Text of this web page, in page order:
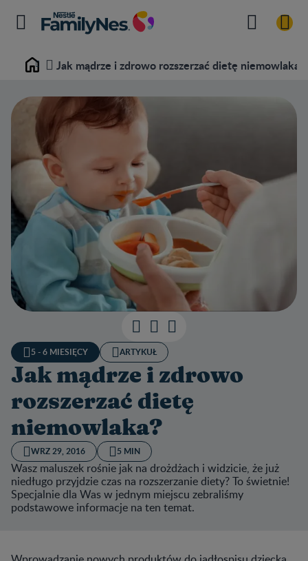
Home Jak mądrze i zdrowo rozszerzać dietę niemowlaka?
5 - 6 MIESIĘCY ARTYKUŁ
Jak mądrze i zdrowo
rozszerzać dietę
niemowlaka?
WRZ 29, 2016 5 MIN
Wasz maluszek rośnie jak na drożdżach i widzicie, że już
niedługo przyjdzie czas na rozszerzanie diety? To świetnie!
Specjalnie dla Was w jednym miejscu zebraliśmy
podstawowe informacje na ten temat.